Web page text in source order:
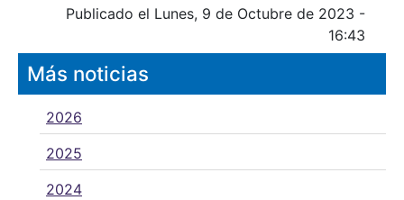
Publicado el Lunes, 9 de Octubre de 2023 -
16:43
Más noticias
2026
2025
2024